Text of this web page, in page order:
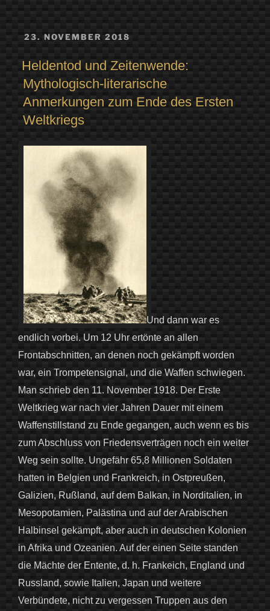
VERÖFFENTLICHT
23. NOVEMBER 2018
Heldentod und Zeitenwende:
Mythologisch-literarische
Anmerkungen zum Ende des Ersten
Weltkriegs
Und dann war es
endlich vorbei. Um 12 Uhr ertönte an allen
Frontabschnitten, an denen noch gekämpft worden
war, ein Trompetensignal, und die Waffen schwiegen.
Man schrieb den 11. November 1918. Der Erste
Weltkrieg war nach vier Jahren Dauer mit einem
Waffenstillstand zu Ende gegangen, auch wenn es bis
zum Abschluss von Friedensverträgen noch ein weiter
Weg sein sollte. Ungefähr 65,8 Millionen Soldaten
hatten in Belgien und Frankreich, in Ostpreußen,
Galizien, Rußland, auf dem Balkan, in Norditalien, in
Mesopotamien, Palästina und auf der Arabischen
Halbinsel gekämpft, aber auch in deutschen Kolonien
in Afrika und Ozeanien. Auf der einen Seite standen
die Mächte der Entente, d. h. Frankeich, England und
Russland, sowie Italien, Japan und weitere
Verbündete, nicht zu vergessen Truppen aus den